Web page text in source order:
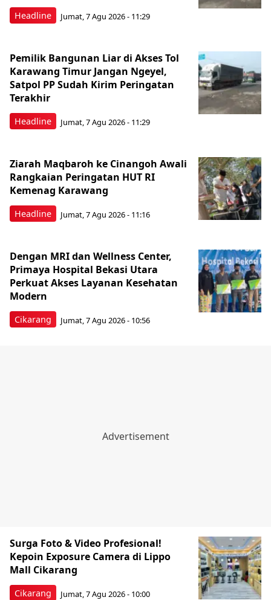
Headline Jumat, 7 Agu 2026 - 11:29
Headline
Pemilik Bangunan Liar di Akses Tol
Karawang Timur Jangan Ngeyel,
Satpol PP Sudah Kirim Peringatan
Terakhir
Jumat, 7 Agu 2026 - 11:29
Headline
Ziarah Maqbaroh ke Cinangoh Awali
Rangkaian Peringatan HUT RI
Kemenag Karawang
Jumat, 7 Agu 2026 - 11:16
Cikarang
Dengan MRI dan Wellness Center,
Primaya Hospital Bekasi Utara
Perkuat Akses Layanan Kesehatan
Modern
Jumat, 7 Agu 2026 - 10:56
Cikarang
Surga Foto & Video Profesional!
Kepoin Exposure Camera di Lippo
Mall Cikarang
Jumat, 7 Agu 2026 - 10:00